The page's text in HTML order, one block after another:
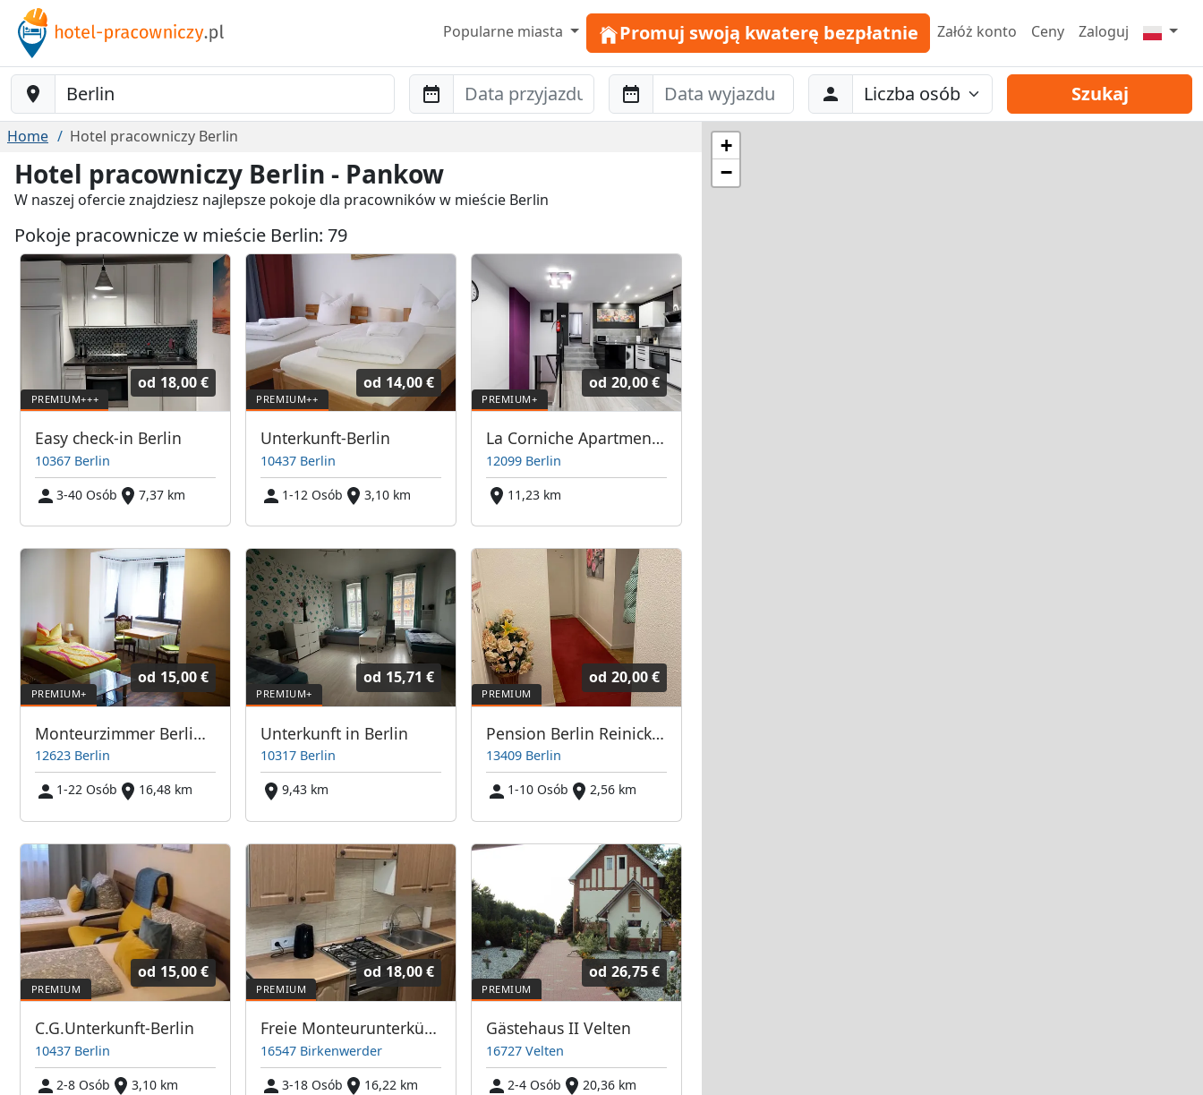
Popularne miasta Promuj swoją kwaterę bezpłatnie Załóż konto Ceny Zaloguj
Baustelle-Location Anreise Abreise Abreise
Liczba osób Szukaj
Home Hotel pracowniczy Berlin
Hotel pracowniczy Berlin - Pankow
W naszej ofercie znajdziesz najlepsze pokoje dla pracowników w mieście Berlin
Pokoje pracownicze w mieście Berlin: 79
od 18,00 €
Easy check-in Berlin
10367 Berlin
3-40 Osób
7,37 km
od 14,00 €
Unterkunft-Berlin
10437 Berlin
1-12 Osób
3,10 km
od 20,00 €
La Corniche Apartments GmbH "feel at home"
12099 Berlin
11,23 km
od 15,00 €
Monteurzimmer Berlin Ost
12623 Berlin
1-22 Osób
16,48 km
od 15,71 €
Unterkunft in Berlin
10317 Berlin
9,43 km
od 20,00 €
Pension Berlin Reinickendorf
13409 Berlin
1-10 Osób
2,56 km
od 15,00 €
C.G.Unterkunft-Berlin
10437 Berlin
2-8 Osób
3,10 km
od 18,00 €
Freie Monteurunterkünfte in Birkenwerder – JETZT anrufen! Wir sprechen auch Polnisch
16547 Birkenwerder
3-18 Osób
16,22 km
od 26,75 €
Gästehaus II Velten
16727 Velten
2-4 Osób
20,36 km
+
−